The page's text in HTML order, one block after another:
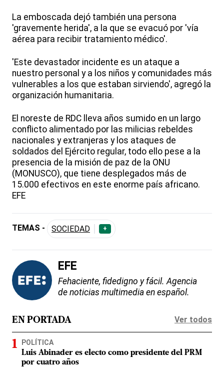
La emboscada dejó también una persona
'gravemente herida', a la que se evacuó por 'vía
aérea para recibir tratamiento médico'.
'Este devastador incidente es un ataque a
nuestro personal y a los niños y comunidades más
vulnerables a los que estaban sirviendo', agregó la
organización humanitaria.
El noreste de RDC lleva años sumido en un largo
conflicto alimentado por las milicias rebeldes
nacionales y extranjeras y los ataques de
soldados del Ejército regular, todo ello pese a la
presencia de la misión de paz de la ONU
(MONUSCO), que tiene desplegados más de
15.000 efectivos en este enorme país africano.
EFE
TEMAS - SOCIEDAD +
EFE
Fehaciente, fidedigno y fácil. Agencia
de noticias multimedia en español.
EN PORTADA Ver todos
POLÍTICA
Luis Abinader es electo como presidente del PRM
por cuatro años